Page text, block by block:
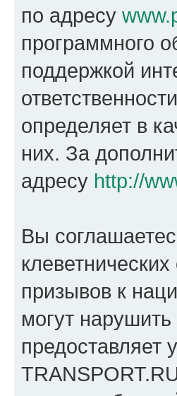
по адресу
программного
поддержкой
определяет в
них. За
адресу http://
Вы
призывов к
могут
предоставляет